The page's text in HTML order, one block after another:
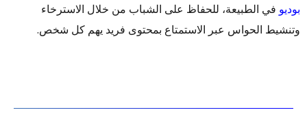
بوديو في الطبيعة، للحفاظ على الشباب من خلال الاسترخاء
وتنشيط الحواس عبر الاستمتاع بمحتوى فريد يهم كل شخص.